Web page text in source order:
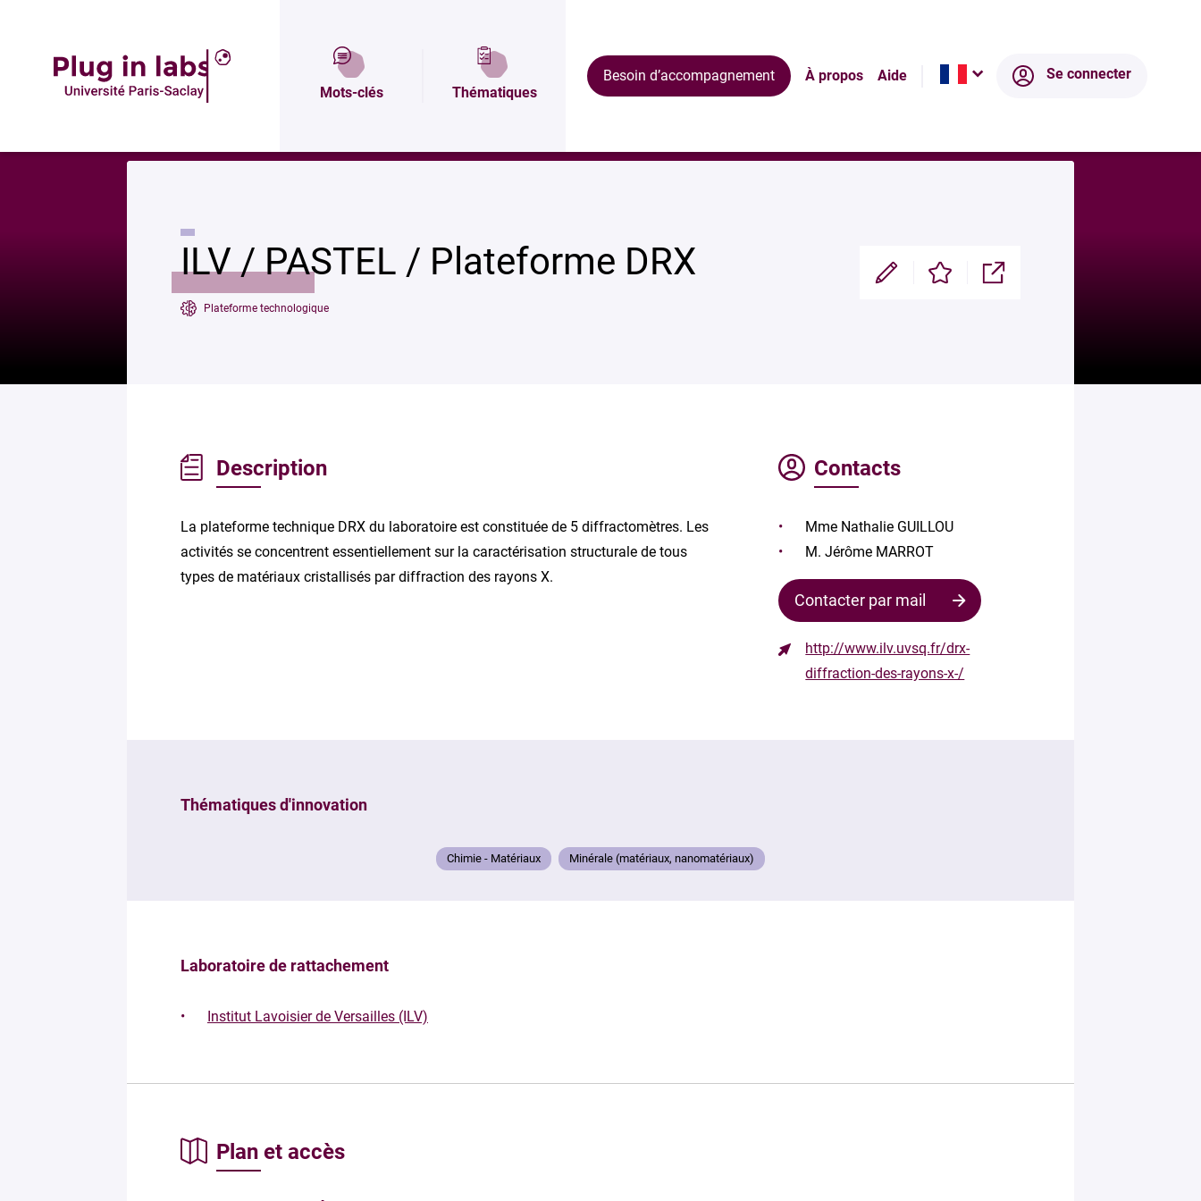
Mots-clés Thématiques
Besoin d’accompagnement À propos Aide Se connecter
ILV / PASTEL / Plateforme DRX
Plateforme technologique
Modifier Enregistrer Partager
Description
La plateforme technique DRX du laboratoire est constituée de 5 diffractomètres. Les
activités se concentrent essentiellement sur la caractérisation structurale de tous
types de matériaux cristallisés par diffraction des rayons X.
Contacts
Mme Nathalie GUILLOU
M. Jérôme MARROT
Contacter par mail
http://www.ilv.uvsq.fr/drx-
diffraction-des-rayons-x-/
Thématiques d'innovation
Chimie - Matériaux Minérale (matériaux, nanomatériaux)
Laboratoire de rattachement
Institut Lavoisier de Versailles (ILV)
Plan et accès